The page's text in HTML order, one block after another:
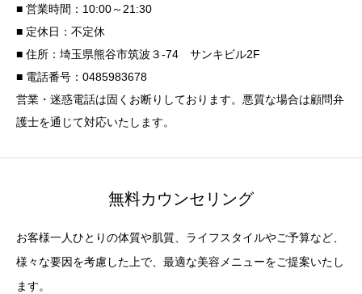
■ 営業時間：10:00～21:30
■ 定休日：不定休
■ 住所：埼玉県熊谷市筑波３-74 サンキビル2F
■ 電話番号：0485983678
営業・迷惑電話は固くお断りしております。悪質な場合は顧問弁
護士を通じて対応いたします。
無料カウンセリング
お客様一人ひとりの体質や肌質、ライフスタイルやご予算など、
様々な要因を考慮した上で、最適な美容メニューをご提案いたし
ます。